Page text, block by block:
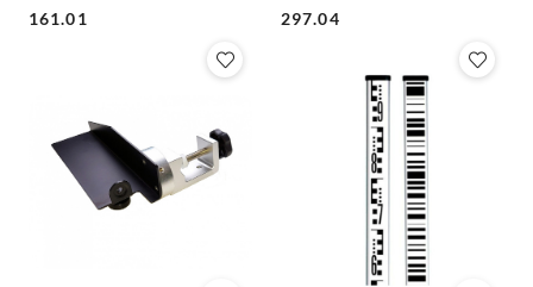
Cena:
Cena:
161.01 Cena:
Cena:
297.04